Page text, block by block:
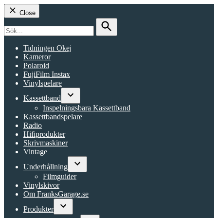
Close
for:
Search
Tidningen Okej
Kameror
Polaroid
FujiFilm Instax
Vinylspelare
Kassettband
Open
dropdown
menu
Inspelningsbara Kassettband
Kassettbandspelare
Radio
Hifiprodukter
Skrivmaskiner
Vintage
Underhållning
Open
Filmguider
Vinylskivor
Om FranksGarage.se
Produkter
Open